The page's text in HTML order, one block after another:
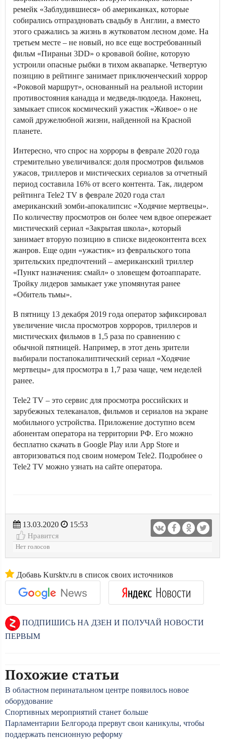
ремейк «Заблудившиеся» об американках, которые
собирались отпраздновать свадьбу в Англии, а вместо
этого сражались за жизнь в жутковатом лесном доме. На
третьем месте – не новый, но все еще востребованный
фильм «Пираньи 3DD» о кровавой бойне, которую
устроили опасные рыбки в тихом аквапарке. Четвертую
позицию в рейтинге занимает приключенческий хоррор
«Роковой маршрут», основанный на реальной истории
противостояния канадца и медведя-людоеда. Наконец,
замыкает список космический ужастик «Живое» о не
самой дружелюбной жизни, найденной на Красной
планете.
Интересно, что спрос на хорроры в феврале 2020 года
стремительно увеличивался: доля просмотров фильмов
ужасов, триллеров и мистических сериалов за отчетный
период составила 16% от всего контента. Так, лидером
рейтинга Tele2 TV в феврале 2020 года стал
американский зомби-апокалипсис «Ходячие мертвецы».
По количеству просмотров он более чем вдвое опережает
мистический сериал «Закрытая школа», который
занимает вторую позицию в списке видеоконтента всех
жанров. Еще один «ужастик» из февральского топа
зрительских предпочтений – американский триллер
«Пункт назначения: смайл» о зловещем фотоаппарате.
Тройку лидеров замыкает уже упомянутая ранее
«Обитель тьмы».
В пятницу 13 декабря 2019 года оператор зафиксировал
увеличение числа просмотров хорроров, триллеров и
мистических фильмов в 1,5 раза по сравнению с
обычной пятницей. Например, в этот день зрители
выбирали постапокалиптический сериал «Ходячие
мертвецы» для просмотра в 1,7 раза чаще, чем неделей
ранее.
Tele2 TV – это сервис для просмотра российских и
зарубежных телеканалов, фильмов и сериалов на экране
мобильного устройства. Приложение доступно всем
абонентам оператора на территории РФ. Его можно
бесплатно скачать в Google Play или App Store и
авторизоваться под своим номером Tele2. Подробнее о
Tele2 TV можно узнать на сайте оператора.
13.03.2020
15:53
Нравится
Нет голосов
Добавь Kursktv.ru в список своих источников
ПОДПИШИСЬ НА ДЗЕН И ПОЛУЧАЙ НОВОСТИ
ПЕРВЫМ
Похожие статьи
В областном перинатальном центре появилось новое
оборудование
Спортивных мероприятий станет больше
Парламентарии Белгорода прервут свои каникулы, чтобы
поддержать пенсионную реформу